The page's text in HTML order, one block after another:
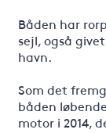
Båden har
sejl, også
havn.
Som det
båden
motor i 2014,